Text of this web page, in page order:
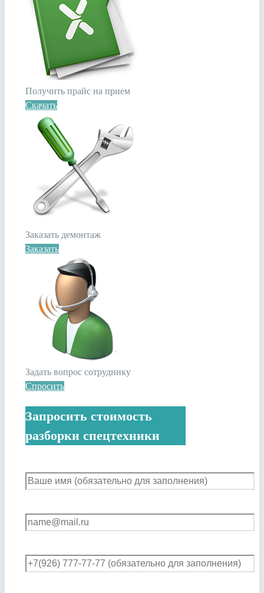
Получить прайс на прием
Скачать
Заказать демонтаж
Заказать
Задать вопрос сотруднику
Спросить
Запросить стоимость
разборки спецтехники